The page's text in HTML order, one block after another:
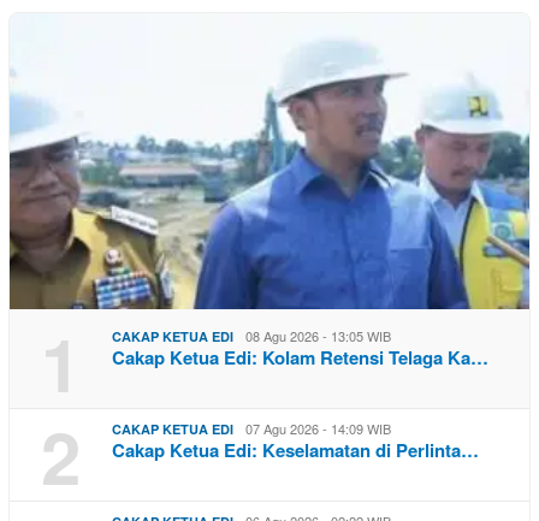
1 CAKAP KETUA EDI 08 Agu 2026 - 13:05 WIB
Cakap Ketua Edi: Kolam Retensi Telaga Ka…
2 CAKAP KETUA EDI 07 Agu 2026 - 14:09 WIB
Cakap Ketua Edi: Keselamatan di Perlinta…